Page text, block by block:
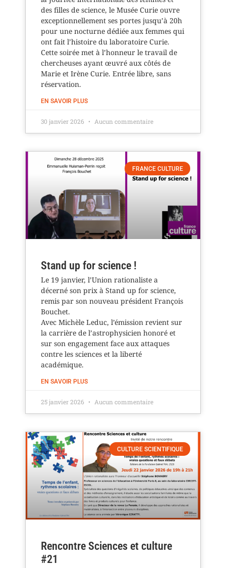
des filles de science, le Musée Curie ouvre
exceptionnellement ses portes jusqu’à 20h
pour une nocturne dédiée aux femmes qui
ont fait l’histoire du laboratoire Curie.
Cette soirée met à l’honneur le travail de
chercheuses ayant œuvré aux côtés de
Marie et Irène Curie. Entrée libre, sans
réservation.
EN SAVOIR PLUS
30 janvier 2026 Aucun commentaire
FRANCE CULTURE
Stand up for science !
Le 19 janvier, l’Union rationaliste a
décerné son prix à Stand up for science,
remis par son nouveau président François
Bouchet.
Avec Michèle Leduc, l’émission revient sur
la carrière de l’astrophysicien honoré et
sur son engagement face aux attaques
contre les sciences et la liberté
académique.
EN SAVOIR PLUS
25 janvier 2026 Aucun commentaire
CULTURE SCIENTIFIQUE
Rencontre Sciences et culture
#21